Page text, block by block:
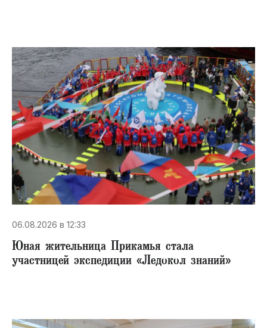
06.08.2026 в 12:33
Юная жительница Прикамья стала
участницей экспедиции «Ледокол знаний»